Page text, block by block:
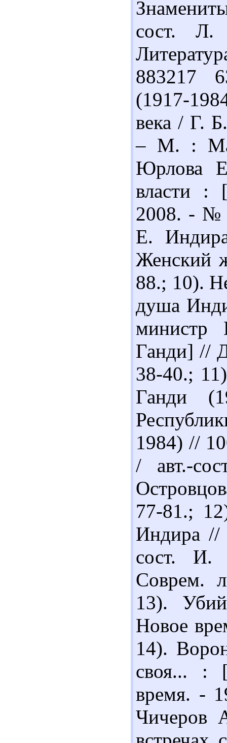
сост.
883217
(1917-
века / Г.
– М. :
Юрлова
власти :
2008. - №
Е.
Женский
88.; 10).
душа
министр
Ганди] //
38-40.;
Ганди
1984) //
/ авт.-
77-81.;
Индира //
сост.
Соврем.
13).
Новое
14).
своя... :
время. -
Чичеров